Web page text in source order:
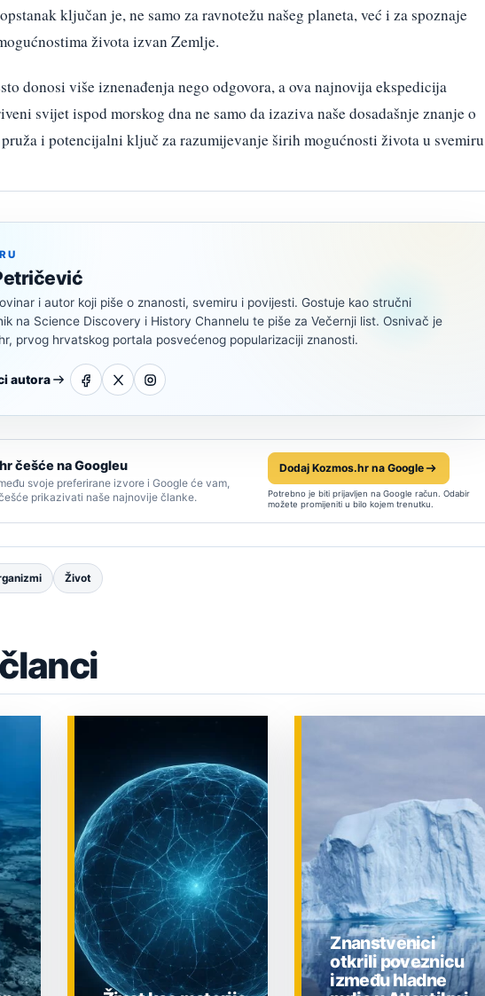
ključan je, ne samo za ravnotežu našeg planeta, već i za spoznaje
života izvan Zemlje.
donosi više iznenađenja nego odgovora, a ova najnovija ekspedicija
svijet ispod morskog dna ne samo da izaziva naše dosadašnje znanje o
i potencijalni ključ za razumijevanje širih mogućnosti života u
i autor koji piše o znanosti, svemiru i povijesti. Gostuje kao stručni
na Science Discovery i History Channelu te piše za Večernji list. Osnivač je
prvog hrvatskog portala posvećenog popularizaciji znanosti.
autora
češće na Googleu
svoje preferirane izvore i Google će vam,
prikazivati naše najnovije članke.
Dodaj Kozmos.hr na Google
Potrebno je biti prijavljen na Google račun. Odabir
možete promijeniti u bilo kojem trenutku.
Život
Znanstvenici
otkrili poveznicu
između hladne